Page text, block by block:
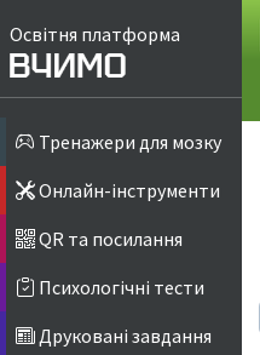
Освітня платформа
Тренажери для мозку
Онлайн-інструменти
QR та посилання
Психологічні тести
Друковані завдання